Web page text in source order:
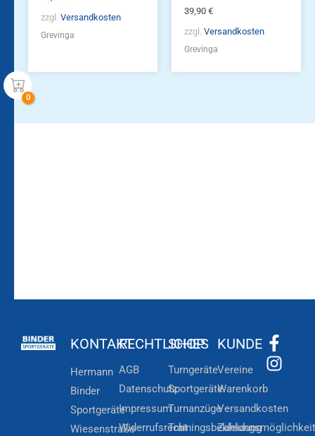
zzgl. Versandkosten
Grevinga
39,90 €
zzgl. Versandkosten
Grevinga
KONTAKT
Hermann
Binder
Sportgeräte
Wiesenstraße
RECHTLICHES
AGB
Datenschutz
Impressum
Widerrufsrecht
SHOP
Turngeräte
Sportgeräte
Turnanzüge
Trainingsbekleidung
KUNDE
Vereine
Warenkorb
Versandkosten